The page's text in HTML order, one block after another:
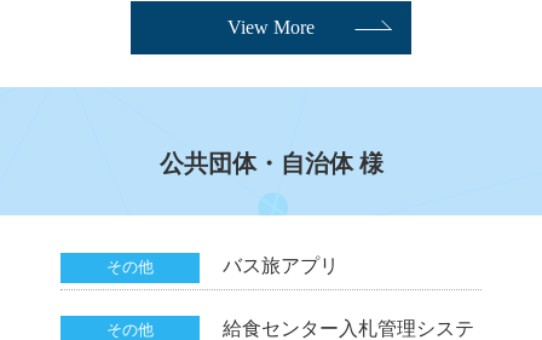
View More
公共団体・自治体 様
その他 バス旅アプリ
その他
給食センター入札管理システ